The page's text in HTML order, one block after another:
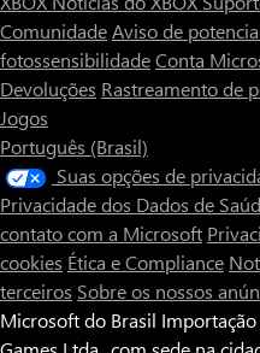
ComunidadeAviso de
fotossensibilidadeConta
Devoluções Rastreamento de
Jogos
Português (Brasil)
Suas opções de
Privacidade dos Dados de
contato com a Microsoft
cookies Ética e Compliance
terceiros Sobre os nossos
Microsoft do Brasil